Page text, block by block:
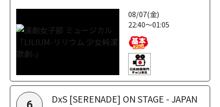
08/07(金)
22:40～01:05
DxS [SERENADE] ON STAGE - JAPAN